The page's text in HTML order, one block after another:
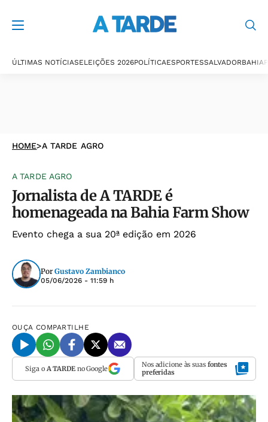
ÚLTIMAS NOTÍCIASELEIÇÕES 2026POLÍTICAESPORTESSALVADORBAHIA
HOME>A TARDE AGRO
A TARDE AGRO
Jornalista de A TARDE é
homenageada na Bahia Farm Show
Evento chega a sua 20ª edição em 2026
Por Gustavo Zambianco
05/06/2026 - 11:59 h
OUÇA COMPARTILHE
Siga o A TARDEno Google Nos adicione às suas fontes
preferidas